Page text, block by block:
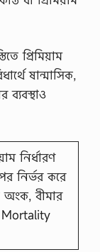
প্রিমিয়াম
ষান্মাসিক,
ব্যবস্থাও
নির্ধারণ
নির্ভর করে
অংক, বীমার
Mortality